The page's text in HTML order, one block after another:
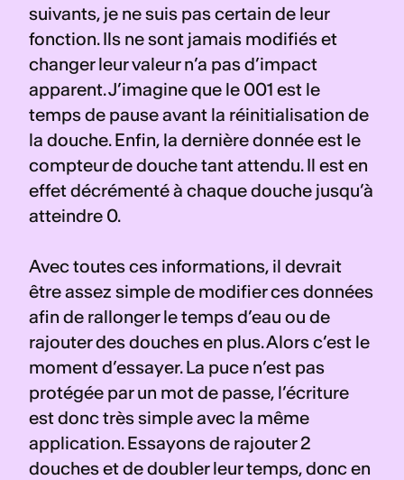
suivants, je ne suis pas certain de leur
fonction. Ils ne sont jamais modifiés et
changer leur valeur n’a pas d’impact
apparent. J’imagine que le 001 est le
temps de pause avant la réinitialisation de
la douche. Enfin, la dernière donnée est le
compteur de douche tant attendu. Il est en
effet décrémenté à chaque douche jusqu’à
atteindre 0.
Avec toutes ces informations, il devrait
être assez simple de modifier ces données
afin de rallonger le temps d’eau ou de
rajouter des douches en plus. Alors c’est le
moment d’essayer. La puce n’est pas
protégée par un mot de passe, l’écriture
est donc très simple avec la même
application. Essayons de rajouter 2
douches et de doubler leur temps, donc en